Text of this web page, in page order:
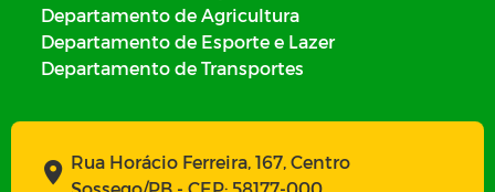
Departamento de Agricultura
Departamento de Esporte e Lazer
Departamento de Transportes
Rua Horácio Ferreira, 167, Centro